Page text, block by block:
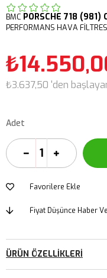
BMC PORSCHE 718 (981)
PERFORMANS HAVA
₺3.637,50 'den
Adet
Favorilere Ekle
Fiyat Düşünce Haber
ÜRÜN ÖZELLIKLERI